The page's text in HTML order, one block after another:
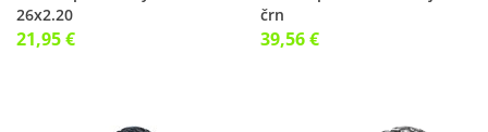
26x2.20
21,95 €
črn
39,56 €